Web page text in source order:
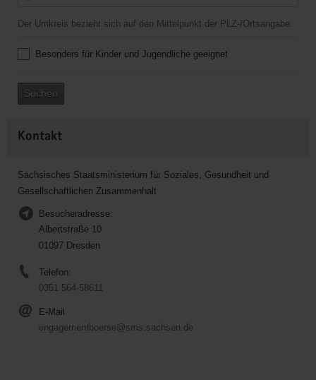
Der Umkreis bezieht sich auf den Mittelpunkt der PLZ-/Ortsangabe.
Besonders für Kinder und Jugendliche geeignet
Suchen
Kontakt
Sächsisches Staatsministerium für Soziales, Gesundheit und
Gesellschaftlichen Zusammenhalt
Besucheradresse:
Albertstraße 10
01097 Dresden
Telefon:
0351 564-58611
E-Mail
engagementboerse@sms.sachsen.de